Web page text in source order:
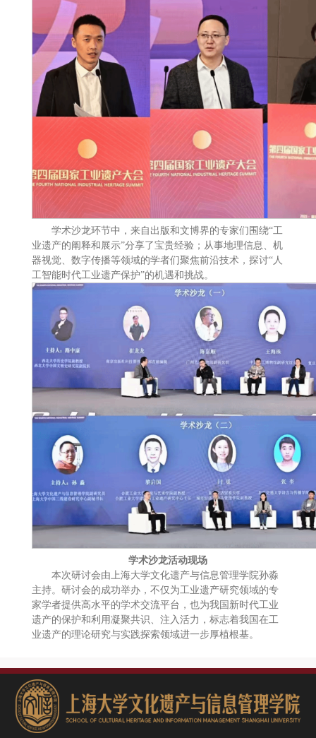
学术沙龙环节中，来自出版和文博界的专家们围绕“工
业遗产的阐释和展示”分享了宝贵经验；从事地理信息、机
器视觉、数字传播等领域的学者们聚焦前沿技术，探讨“人
工智能时代工业遗产保护”的机遇和挑战。
学术沙龙活动现场
本次研讨会由上海大学文化遗产与信息管理学院孙淼
主持。研讨会的成功举办，不仅为工业遗产研究领域的专
家学者提供高水平的学术交流平台，也为我国新时代工业
遗产的保护和利用凝聚共识、注入活力，标志着我国在工
业遗产的理论研究与实践探索领域进一步厚植根基。